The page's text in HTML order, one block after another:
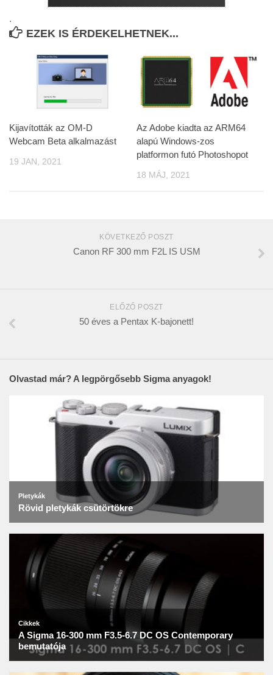
.
EZEK IS ÉRDEKELHETNEK...
Kijavították az OM-D
Webcam Beta alkalmazást
19 JAN, 2021
Az Adobe kiadta az ARM64
alapú Windows-zos
platformon futó Photoshopot
18 MÁJ, 2021
KÖVETKEZŐ POSZT
Canon RF 300 mm F2L IS USM
ELŐZŐ POSZT
50 éves a Pentax K-bajonett!
Olvastad már? A legpörgősebb Sigma anyagok!